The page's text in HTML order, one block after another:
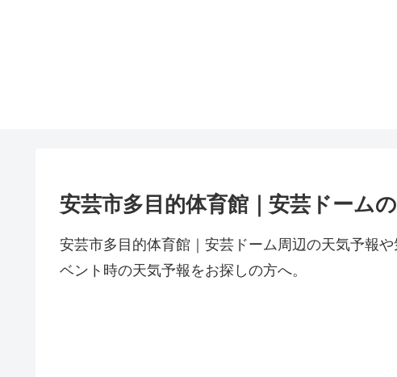
安芸市多目的体育館｜安芸ドーム
安芸市多目的体育館｜安芸ドーム周辺の天気予報
ベント時の天気予報をお探しの方へ。